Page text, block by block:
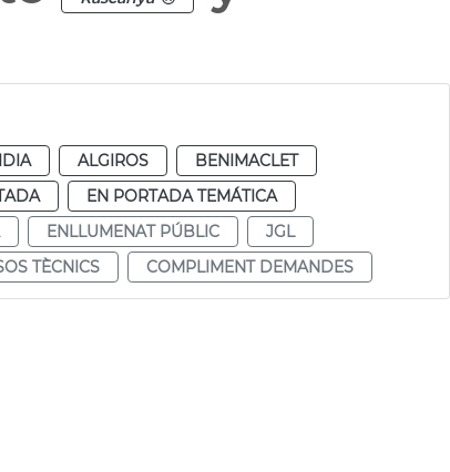
ALGIROS
BENIMACLET
EN PORTADA TEMÁTICA
ENLLUMENAT PÚBLIC
JGL
TÈCNICS COMPLIMENT DEMANDES